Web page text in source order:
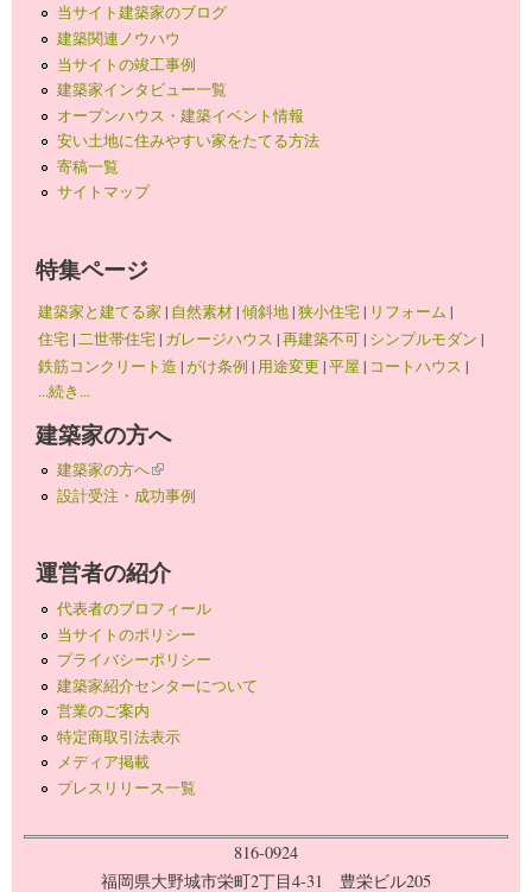
当サイト建築家のブログ
建築関連ノウハウ
当サイトの竣工事例
建築家インタビュー一覧
オープンハウス・建築イベント情報
安い土地に住みやすい家をたてる方法
寄稿一覧
サイトマップ
特集ページ
建築家と建てる家 | 自然素材|傾斜地|狭小住宅| リフォーム |
住宅|二世帯住宅| ガレージハウス |再建築不可| シンプルモダン |
鉄筋コンクリート造 |がけ条例 | 用途変更 |平屋 | コートハウス |
...続き...
建築家の方へ
建築家の方へ(link is external)
設計受注・成功事例
運営者の紹介
代表者のプロフィール
当サイトのポリシー
プライバシーポリシー
建築家紹介センターについて
営業のご案内
特定商取引法表示
メディア掲載
プレスリリース一覧
816-0924
福岡県大野城市栄町2丁目4-31 豊栄ビル205